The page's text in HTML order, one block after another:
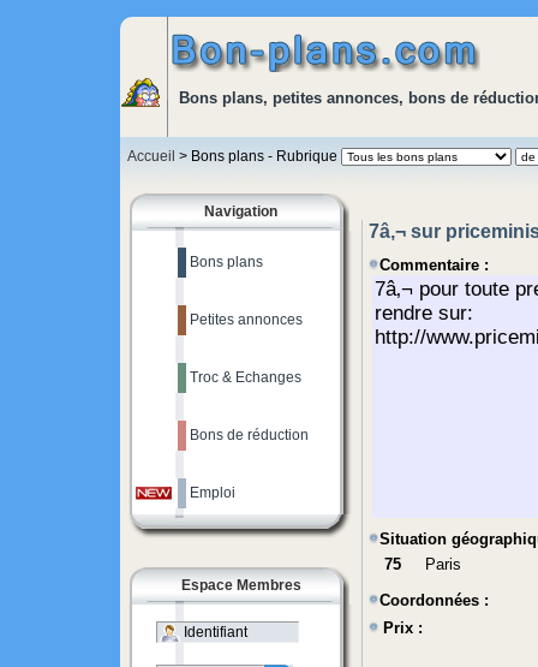
Bons plans, petites annonces, bons de
Accueil > Bons plans - Rubrique
Navigation
Bons plans
Petites annonces
Troc & Echanges
Bons de réduction
Emploi
Espace Membres
7â‚¬ sur
Commentaire :
Situation
75
Paris
Coordonnées :
Prix :